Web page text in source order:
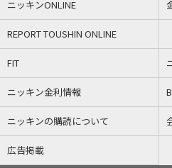
ニッキンONLINE
REPORT TOUSHIN ONLINE
FIT
ニッキン金利情報
ニッキンの購読について
広告掲載